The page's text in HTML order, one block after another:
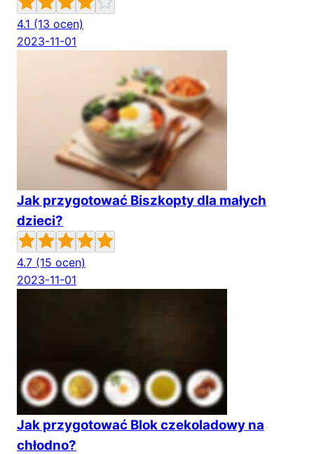
4.1 (13 ocen)
2023-11-01
Jak przygotować Biszkopty dla małych
dzieci?
4.7 (15 ocen)
2023-11-01
Jak przygotować Blok czekoladowy na
chłodno?